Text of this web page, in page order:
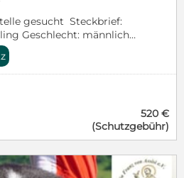
gesucht Steckbrief:
Geschlecht: männlich
52 cm Gewicht: ca. 22
Kennzeichnung: Chip
bekannt Patenschaft
Niki ist ein junger Rüde,
seinen Abenteuerspielplatz
voller Energie und Kraft und
Menschen, die Spaß
Abenteuern und
Niki hat noch viel
520 €
(Schutzgebühr)